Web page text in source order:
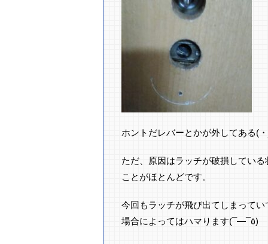
ホントだレバーとかが外してある(
ただ、原因はラッチが破損してい
ことがほとんどです。
今回もラッチが飛び出てしまって
場合によってはハマります(¯―¯٥)